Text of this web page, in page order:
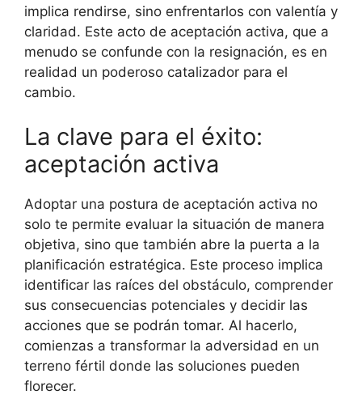
implica rendirse, sino enfrentarlos con valentía y
claridad. Este acto de aceptación activa, que a
menudo se confunde con la resignación, es en
realidad un poderoso catalizador para el
cambio.
La clave para el éxito:
aceptación activa
Adoptar una postura de aceptación activa no
solo te permite evaluar la situación de manera
objetiva, sino que también abre la puerta a la
planificación estratégica. Este proceso implica
identificar las raíces del obstáculo, comprender
sus consecuencias potenciales y decidir las
acciones que se podrán tomar. Al hacerlo,
comienzas a transformar la adversidad en un
terreno fértil donde las soluciones pueden
florecer.